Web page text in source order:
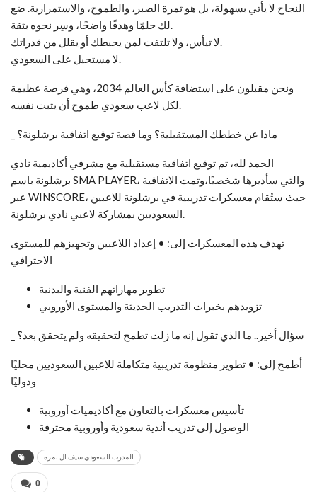
النجاح لا يأتي بسهولة، بل هو ثمرة الصبر، والطموح، والاستمرارية. ضع
لك حلمًا وهدفًا واضحًا، وسِر نحوه بثقة.
لا تيأس، ولا تلتفت لمن يحبطك أو يقلل من قدراتك.
لا مستحيل على السعودي.
ونحن مقبلون على استضافة كأس العالم 2034، وهي فرصة عظيمة
لكل لاعب سعودي طموح أن يثبت نفسه.
_ ماذا عن خططك المستقبلية؟ وما قصة توقيع اتفاقية برشلونة؟
الحمد لله، تم توقيع اتفاقية مستقبلية مع مشرفي أكاديمية نادي
برشلونة باسم SMA PLAYER، والتي سأديرها شخصيًا،وتمت الاتفاقية
عبر WINSCORE، حيث ستُقام معسكرات تدريبية في برشلونة للاعبين
السعوديين بمشاركة لاعبي نادي برشلونة.
تهدف هذه المعسكرات إلى: • إعداد اللاعبين وتجهيزهم للمستوى
الاحترافي
تطوير مهاراتهم الفنية والبدنية
تزويدهم بخبرات التدريب الحديثة والمستوى الأوروبي
_ سؤال أخير.. ما الذي تقول إنه ما زلت تطمح لتحقيقه ولم يتحقق بعد؟
أطمح إلى: • تطوير منظومة تدريبية متكاملة للاعبين السعوديين محليًا
ودوليًا
تأسيس معسكرات بالتعاون مع أكاديميات أوروبية
الوصول إلى تدريب أندية سعودية وأوروبية محترفة
المدرب السعودي سيف ال نمره
0